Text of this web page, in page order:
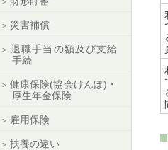
災害補償
退職手当の額及び支給
手続
健康保険(協会けんぽ)・
厚生年金保険
雇用保険
扶養の違い